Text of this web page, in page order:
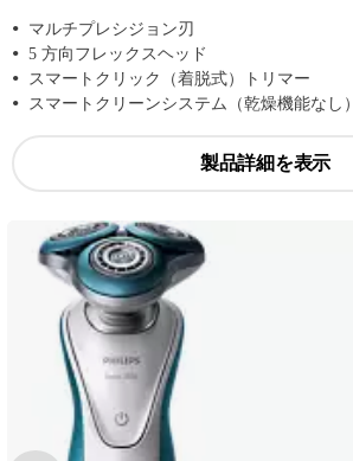
マルチプレシジョン刃
5 方向フレックスヘッド
スマートクリック（着脱式）トリマー
スマートクリーンシステム（乾燥機能なし）
製品詳細を表示